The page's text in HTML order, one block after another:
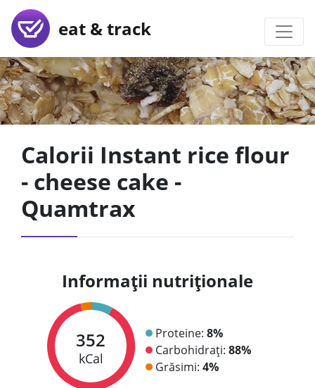
eat & track
Calorii Instant rice flour
- cheese cake -
Quamtrax
Informații nutriționale
352
kCal
Proteine: 8%
Carbohidrați: 88%
Grăsimi: 4%